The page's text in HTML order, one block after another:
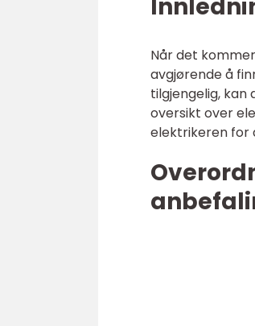
Når det
avgjørende å
tilgjengelig,
oversikt over
elektrikeren for